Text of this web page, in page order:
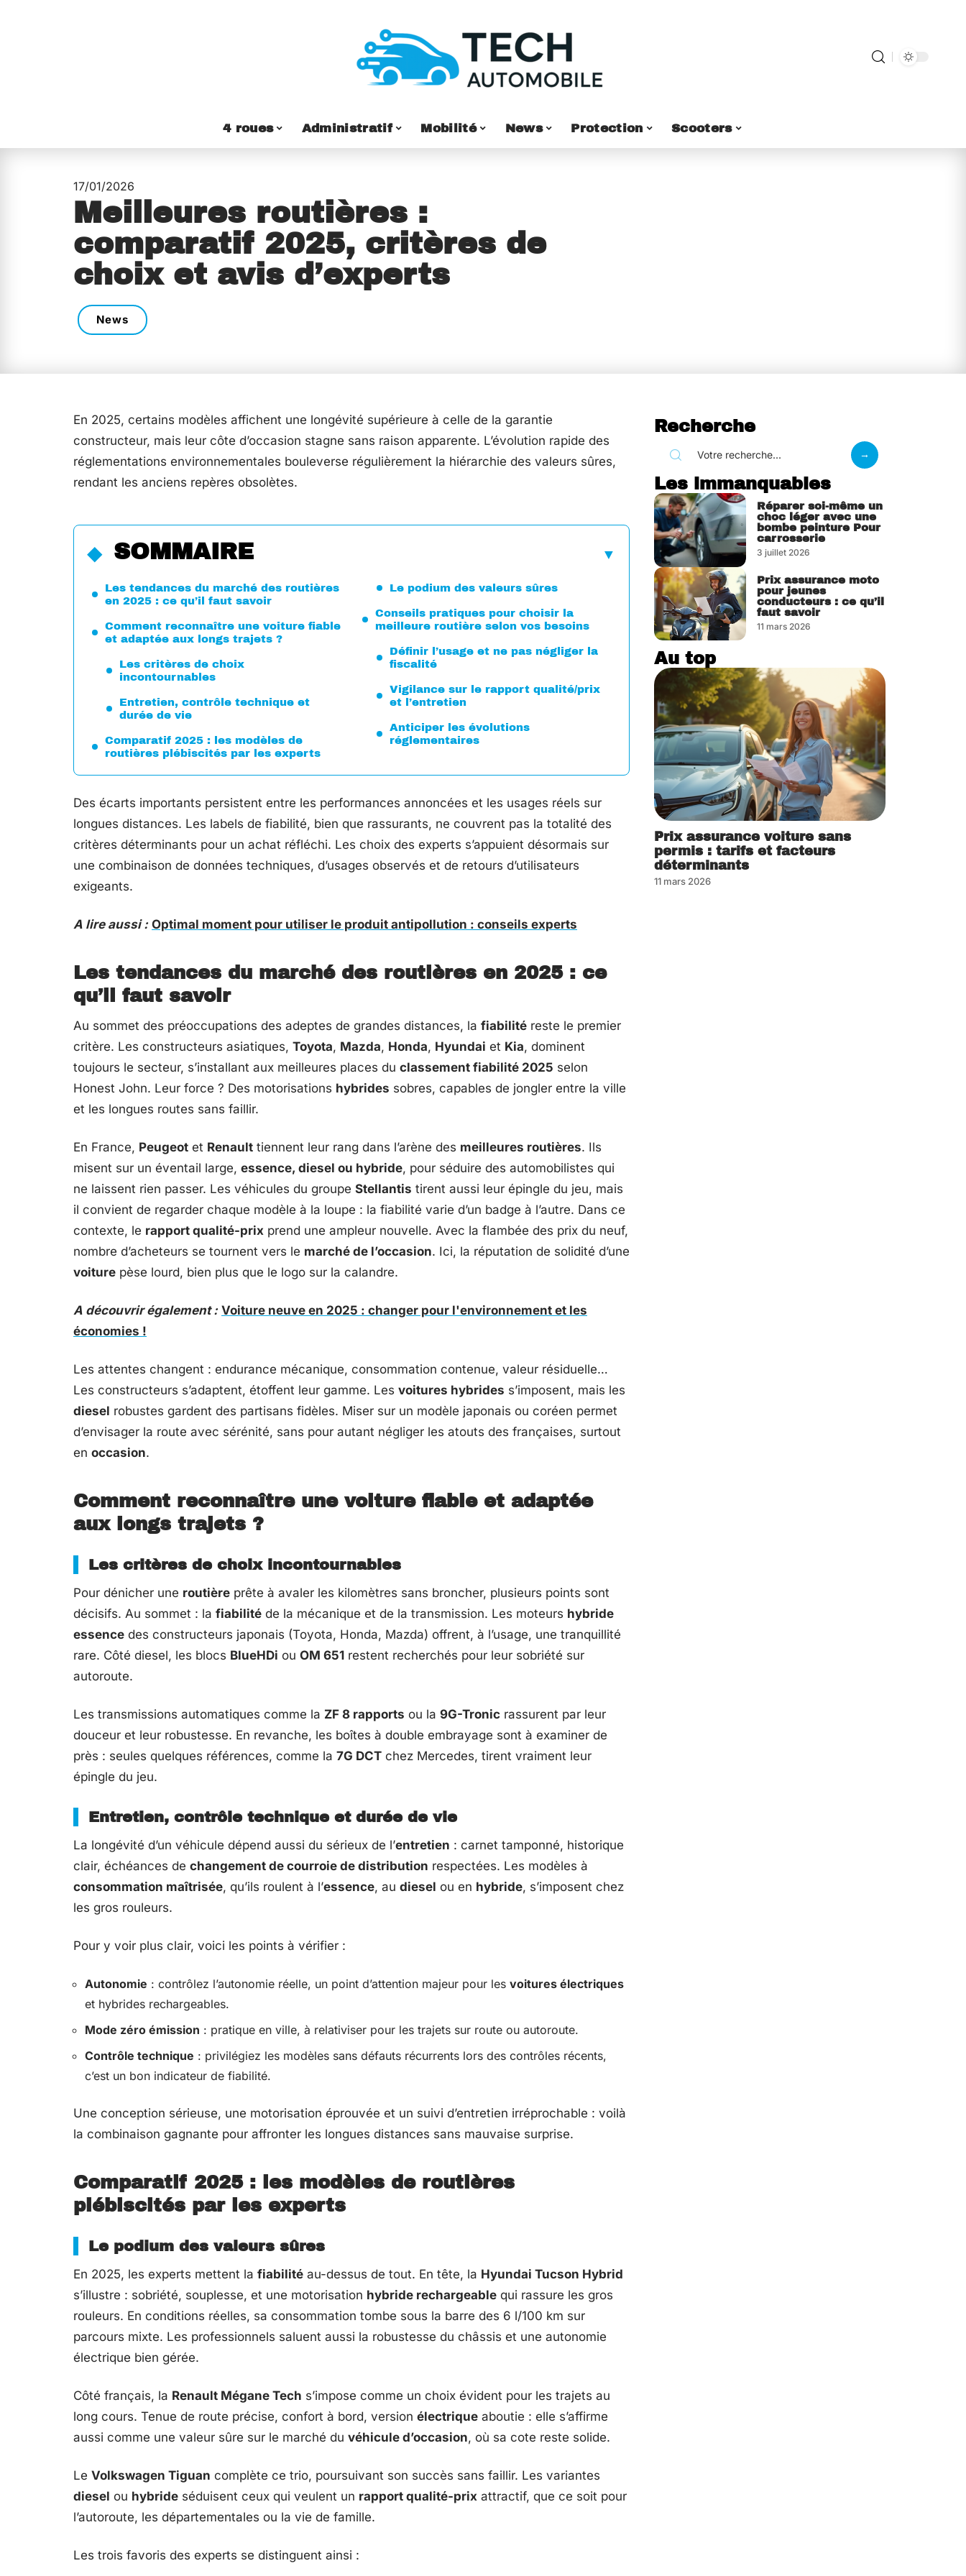
4 roues Administratif Mobilité News Protection Scooters
17/01/2026
Meilleures routières :
comparatif 2025, critères de
choix et avis d’experts
News
En 2025, certains modèles affichent une longévité supérieure à celle de la garantie
constructeur, mais leur côte d’occasion stagne sans raison apparente. L’évolution rapide des
réglementations environnementales bouleverse régulièrement la hiérarchie des valeurs sûres,
rendant les anciens repères obsolètes.
SOMMAIRE
Les tendances du marché des routières
en 2025 : ce qu’il faut savoir
Comment reconnaître une voiture fiable
et adaptée aux longs trajets ?
Les critères de choix
incontournables
Entretien, contrôle technique et
durée de vie
Comparatif 2025 : les modèles de
routières plébiscités par les experts
Le podium des valeurs sûres
Conseils pratiques pour choisir la
meilleure routière selon vos besoins
Définir l’usage et ne pas négliger la
fiscalité
Vigilance sur le rapport qualité/prix
et l’entretien
Anticiper les évolutions
réglementaires
Des écarts importants persistent entre les performances annoncées et les usages réels sur
longues distances. Les labels de fiabilité, bien que rassurants, ne couvrent pas la totalité des
critères déterminants pour un achat réfléchi. Les choix des experts s’appuient désormais sur
une combinaison de données techniques, d’usages observés et de retours d’utilisateurs
exigeants.
A lire aussi : Optimal moment pour utiliser le produit antipollution : conseils experts
Les tendances du marché des routières en 2025 : ce
qu’il faut savoir
Au sommet des préoccupations des adeptes de grandes distances, la fiabilité reste le premier
critère. Les constructeurs asiatiques, Toyota, Mazda, Honda, Hyundai et Kia, dominent
toujours le secteur, s’installant aux meilleures places du classement fiabilité 2025 selon
Honest John. Leur force ? Des motorisations hybrides sobres, capables de jongler entre la ville
et les longues routes sans faillir.
En France, Peugeot et Renault tiennent leur rang dans l’arène des meilleures routières. Ils
misent sur un éventail large, essence, diesel ou hybride, pour séduire des automobilistes qui
ne laissent rien passer. Les véhicules du groupe Stellantis tirent aussi leur épingle du jeu, mais
il convient de regarder chaque modèle à la loupe : la fiabilité varie d’un badge à l’autre. Dans ce
contexte, le rapport qualité-prix prend une ampleur nouvelle. Avec la flambée des prix du neuf,
nombre d’acheteurs se tournent vers le marché de l’occasion. Ici, la réputation de solidité d’une
voiture pèse lourd, bien plus que le logo sur la calandre.
A découvrir également : Voiture neuve en 2025 : changer pour l'environnement et les
économies !
Les attentes changent : endurance mécanique, consommation contenue, valeur résiduelle…
Les constructeurs s’adaptent, étoffent leur gamme. Les voitures hybrides s’imposent, mais les
diesel robustes gardent des partisans fidèles. Miser sur un modèle japonais ou coréen permet
d’envisager la route avec sérénité, sans pour autant négliger les atouts des françaises, surtout
en occasion.
Comment reconnaître une voiture fiable et adaptée
aux longs trajets ?
Les critères de choix incontournables
Pour dénicher une routière prête à avaler les kilomètres sans broncher, plusieurs points sont
décisifs. Au sommet : la fiabilité de la mécanique et de la transmission. Les moteurs hybride
essence des constructeurs japonais (Toyota, Honda, Mazda) offrent, à l’usage, une tranquillité
rare. Côté diesel, les blocs BlueHDi ou OM 651 restent recherchés pour leur sobriété sur
autoroute.
Les transmissions automatiques comme la ZF 8 rapports ou la 9G-Tronic rassurent par leur
douceur et leur robustesse. En revanche, les boîtes à double embrayage sont à examiner de
près : seules quelques références, comme la 7G DCT chez Mercedes, tirent vraiment leur
épingle du jeu.
Entretien, contrôle technique et durée de vie
La longévité d’un véhicule dépend aussi du sérieux de l’entretien : carnet tamponné, historique
clair, échéances de changement de courroie de distribution respectées. Les modèles à
consommation maîtrisée, qu’ils roulent à l’essence, au diesel ou en hybride, s’imposent chez
les gros rouleurs.
Pour y voir plus clair, voici les points à vérifier :
Autonomie : contrôlez l’autonomie réelle, un point d’attention majeur pour les voitures électriques
et hybrides rechargeables.
Mode zéro émission : pratique en ville, à relativiser pour les trajets sur route ou autoroute.
Contrôle technique : privilégiez les modèles sans défauts récurrents lors des contrôles récents,
c’est un bon indicateur de fiabilité.
Une conception sérieuse, une motorisation éprouvée et un suivi d’entretien irréprochable : voilà
la combinaison gagnante pour affronter les longues distances sans mauvaise surprise.
Comparatif 2025 : les modèles de routières
plébiscités par les experts
Le podium des valeurs sûres
En 2025, les experts mettent la fiabilité au-dessus de tout. En tête, la Hyundai Tucson Hybrid
s’illustre : sobriété, souplesse, et une motorisation hybride rechargeable qui rassure les gros
rouleurs. En conditions réelles, sa consommation tombe sous la barre des 6 l/100 km sur
parcours mixte. Les professionnels saluent aussi la robustesse du châssis et une autonomie
électrique bien gérée.
Côté français, la Renault Mégane Tech s’impose comme un choix évident pour les trajets au
long cours. Tenue de route précise, confort à bord, version électrique aboutie : elle s’affirme
aussi comme une valeur sûre sur le marché du véhicule d’occasion, où sa cote reste solide.
Le Volkswagen Tiguan complète ce trio, poursuivant son succès sans faillir. Les variantes
diesel ou hybride séduisent ceux qui veulent un rapport qualité-prix attractif, que ce soit pour
l’autoroute, les départementales ou la vie de famille.
Les trois favoris des experts se distinguent ainsi :
Recherche
Les immanquables
Réparer soi-même un
choc léger avec une
bombe peinture Pour
carrosserie
3 juillet 2026
Prix assurance moto
pour jeunes
conducteurs : ce qu’il
faut savoir
11 mars 2026
Au top
Prix assurance voiture sans
permis : tarifs et facteurs
déterminants
11 mars 2026